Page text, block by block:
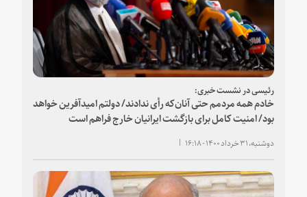
رئیسی در نشست خبری:
خادم همه مردمم حتی آنان‌که رأی ندادند/ دولتم امیدآفرین خواهد
بود/ امنیت کامل برای بازگشت ایرانیان خارج فراهم است
دوشنبه، ۳۱ خرداد ۱۴۰۰ - ۱۶:۱۸